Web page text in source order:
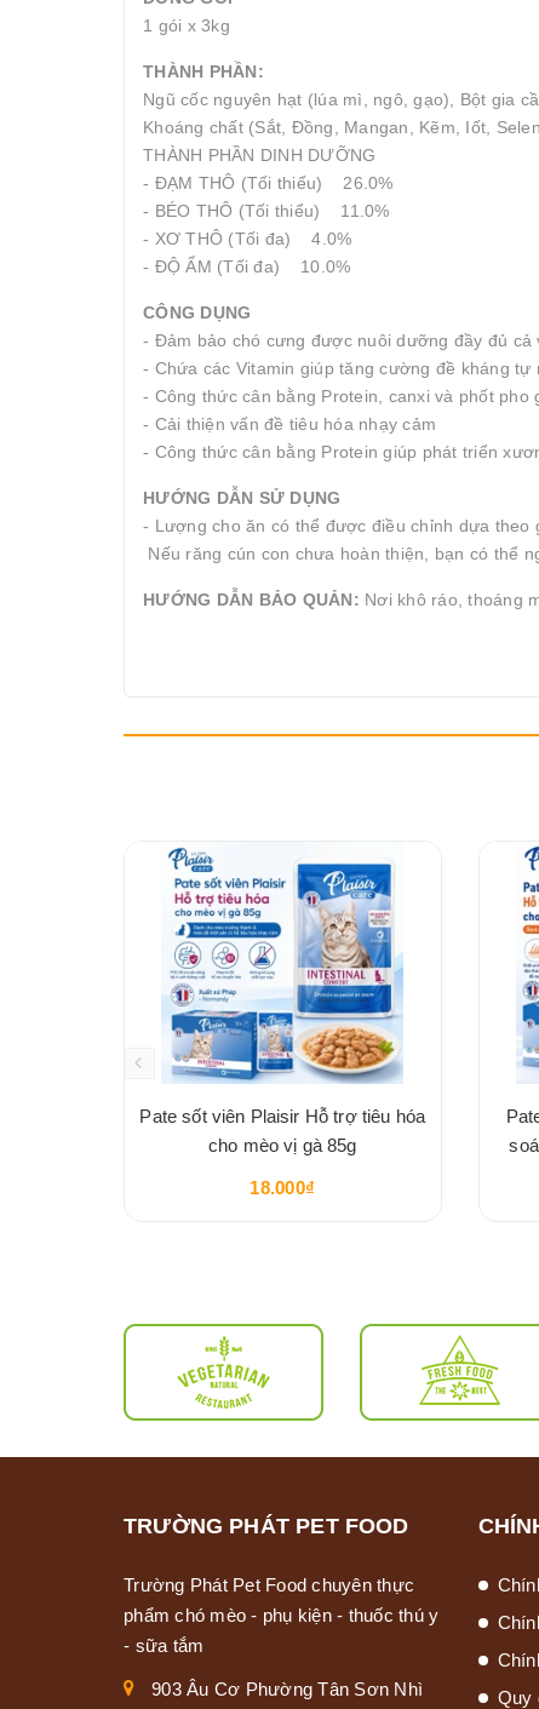
1 gói x 3kg
THÀNH PHẦN:
Ngũ cốc nguyên hạt (lúa mì, ngô, gạo), Bột gia
Khoáng chất (Sắt, Đồng, Mangan, Kẽm, Iốt,
THÀNH PHẦN DINH DƯỠNG
- ĐẠM THÔ (Tối thiểu) 26.0%
- BÉO THÔ (Tối thiểu) 11.0%
- XƠ THÔ (Tối đa) 4.0%
- ĐỘ ẨM (Tối đa) 10.0%
CÔNG DỤNG
- Đảm bảo chó cưng được nuôi dưỡng đầy đủ cả
- Chứa các Vitamin giúp tăng cường đề kháng tự
- Công thức cân bằng Protein, canxi và phốt
- Cải thiện vấn đề tiêu hóa nhạy cảm
- Công thức cân bằng Protein giúp phát triển
HƯỚNG DẪN SỬ DỤNG
- Lượng cho ăn có thể được điều chỉnh dựa theo
Nếu răng cún con chưa hoàn thiện, bạn có thể
HƯỚNG DẪN BẢO QUẢN: Nơi khô ráo, thoáng
Pate sốt viên Plaisir Hỗ trợ tiêu hóa
cho mèo vị gà 85g
18.000₫
TRƯỜNG PHÁT PET FOOD
Trường Phát Pet Food chuyên thực
phẩm chó mèo - phụ kiện - thuốc thú y
- sữa tắm
903 Âu Cơ Phường Tân Sơn Nhì
Quy